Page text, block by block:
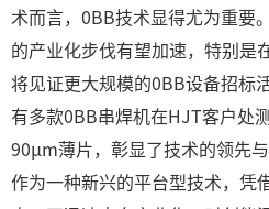
术而言，0BB技术显得尤为重要
的产业化步伐有望加速，特别是
将见证更大规模的0BB设备招标
有多款0BB串焊机在HJT客户处
90μm薄片，彰显了技术的领先
作为一种新兴的平台型技术，凭